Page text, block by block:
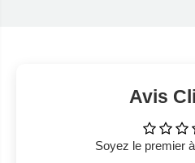
Avis
Soyez le premier